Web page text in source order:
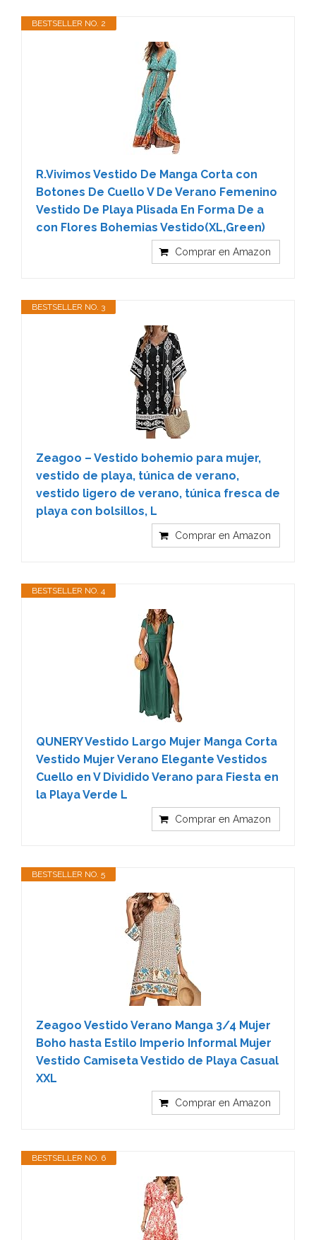
BESTSELLER NO. 2
R.Vivimos Vestido De Manga Corta con
Botones De Cuello V De Verano Femenino
Vestido De Playa Plisada En Forma De a
con Flores Bohemias Vestido(XL,Green)
Comprar en Amazon
BESTSELLER NO. 3
Zeagoo – Vestido bohemio para mujer,
vestido de playa, túnica de verano,
vestido ligero de verano, túnica fresca de
playa con bolsillos, L
Comprar en Amazon
BESTSELLER NO. 4
QUNERY Vestido Largo Mujer Manga Corta
Vestido Mujer Verano Elegante Vestidos
Cuello en V Dividido Verano para Fiesta en
la Playa Verde L
Comprar en Amazon
BESTSELLER NO. 5
Zeagoo Vestido Verano Manga 3/4 Mujer
Boho hasta Estilo Imperio Informal Mujer
Vestido Camiseta Vestido de Playa Casual
XXL
Comprar en Amazon
BESTSELLER NO. 6